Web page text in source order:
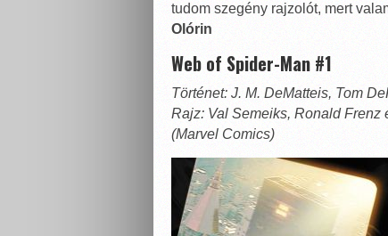
tudom szegény rajzolót, mert
Olórin
Web of Spider-Man #1
Történet: J. M. DeMatteis, Tom
Rajz: Val Semeiks, Ronald Frenz
(Marvel Comics)